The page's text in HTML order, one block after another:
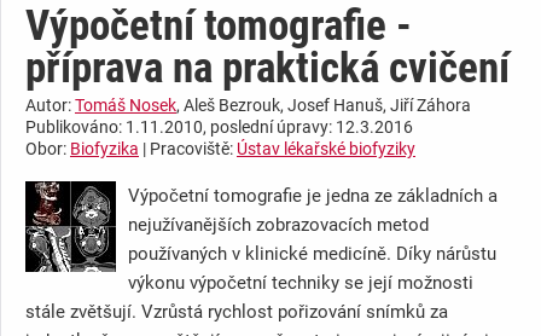
Výpočetní tomografie -
příprava na praktická cvičení
Autor:Tomáš Nosek, Aleš Bezrouk, Josef Hanuš, Jiří Záhora
Publikováno: 1.11.2010, poslední úpravy: 12.3.2016
Obor: Biofyzika | Pracoviště: Ústav lékařské biofyziky
Výpočetní tomografie je jedna ze základních a
nejužívanějších zobrazovacích metod
používaných v klinické medicíně. Díky nárůstu
výkonu výpočetní techniky se její možnosti
stále zvětšují. Vzrůstá rychlost pořizování snímků za